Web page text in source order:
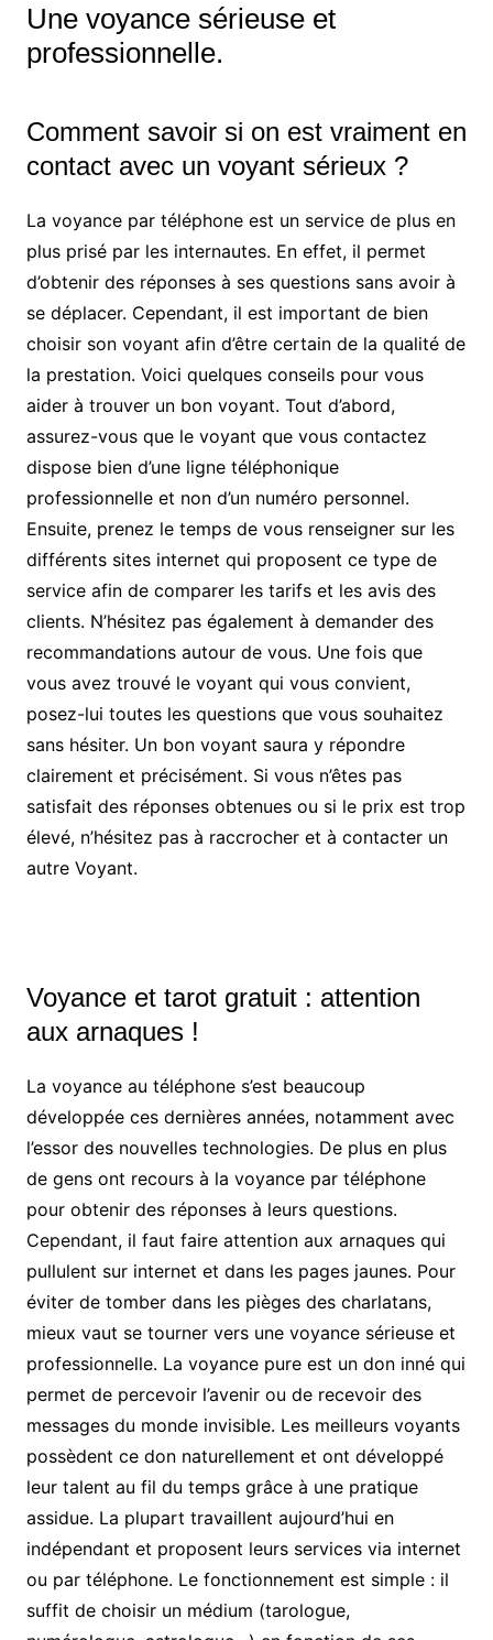
Une voyance sérieuse et
professionnelle.
Comment savoir si on est vraiment en
contact avec un voyant sérieux ?
La voyance par téléphone est un service de plus en
plus prisé par les internautes. En effet, il permet
d’obtenir des réponses à ses questions sans avoir à
se déplacer. Cependant, il est important de bien
choisir son voyant afin d’être certain de la qualité de
la prestation. Voici quelques conseils pour vous
aider à trouver un bon voyant. Tout d’abord,
assurez-vous que le voyant que vous contactez
dispose bien d’une ligne téléphonique
professionnelle et non d’un numéro personnel.
Ensuite, prenez le temps de vous renseigner sur les
différents sites internet qui proposent ce type de
service afin de comparer les tarifs et les avis des
clients. N’hésitez pas également à demander des
recommandations autour de vous. Une fois que
vous avez trouvé le voyant qui vous convient,
posez-lui toutes les questions que vous souhaitez
sans hésiter. Un bon voyant saura y répondre
clairement et précisément. Si vous n’êtes pas
satisfait des réponses obtenues ou si le prix est trop
élevé, n’hésitez pas à raccrocher et à contacter un
autre Voyant.
Voyance et tarot gratuit : attention
aux arnaques !
La voyance au téléphone s’est beaucoup
développée ces dernières années, notamment avec
l’essor des nouvelles technologies. De plus en plus
de gens ont recours à la voyance par téléphone
pour obtenir des réponses à leurs questions.
Cependant, il faut faire attention aux arnaques qui
pullulent sur internet et dans les pages jaunes. Pour
éviter de tomber dans les pièges des charlatans,
mieux vaut se tourner vers une voyance sérieuse et
professionnelle. La voyance pure est un don inné qui
permet de percevoir l’avenir ou de recevoir des
messages du monde invisible. Les meilleurs voyants
possèdent ce don naturellement et ont développé
leur talent au fil du temps grâce à une pratique
assidue. La plupart travaillent aujourd’hui en
indépendant et proposent leurs services via internet
ou par téléphone. Le fonctionnement est simple : il
suffit de choisir un médium (tarologue,